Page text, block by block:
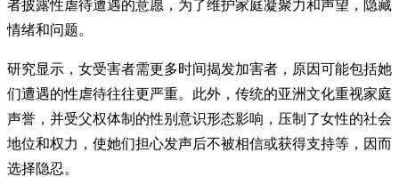
者披露性虐待遭遇的意愿，为了维护家庭凝聚力和声望，隐藏
情绪和问题。
研究显示，女受害者需更多时间揭发加害者，原因可能包括她
们遭遇的性虐待往往更严重。此外，传统的亚洲文化重视家庭
声誉，并受父权体制的性别意识形态影响，压制了女性的社会
地位和权力，使她们担心发声后不被相信或获得支持等，因而
选择隐忍。